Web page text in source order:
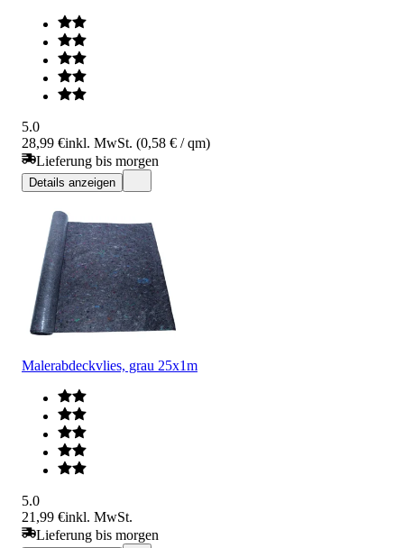
5.0
28,99 €inkl. MwSt. (0,58 € / qm)
Lieferung bis morgen
Details anzeigen
Malerabdeckvlies, grau 25x1m
5.0
21,99 €inkl. MwSt.
Lieferung bis morgen